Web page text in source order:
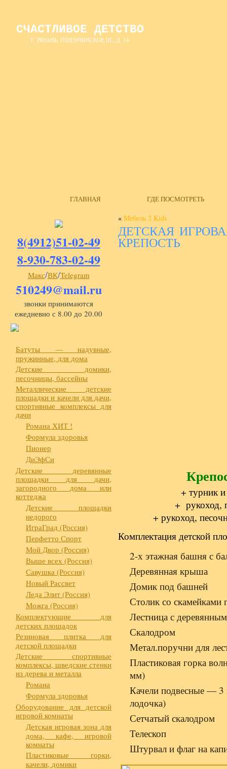
СЧАСТЛИВОЕ ДЕТСТВО
Г. РЯЗАНЬ, ГОЛЕНЧИНСКОЕ Ш., Д. 14
ГЛАВНАЯ ГДЕ ПОСМОТРЕТЬ
8(4912)51-02-49
8-930-783-02-49
Макс/ВК/Telegram
510249@mail.ru
звонки принимаются
ежедневно с 8.00 до 20.00
Батуты — надувные,
пружинные, для дома
Детские домики,
песочницы, бассейны
Металлические детские
площадки и качели для дачи,
спортивные комплексы для
дачи
Романа ХИТ !
Формула здоровья
Пионер
ДиЭфСи
Детские деревянные
площадки для дачи,
загородного дома или
коттеджа
Детские площадки
недорого
ИграГрад (Россия)
Перфетто Спорт
Мой Двор (Россия)
Выше всех (Россия)
Савушка (Россия)
Новый Рассвет
Леда Элит (Россия)
Можга (Россия)
Комплектующие для
детских площадок
Резиновая плитка для
детской площадки
Детские спортивные
комплексы, шведские стенки
из дерева и металла
Романа
Формула здоровья
Оборудование для детской
игровой комнаты
Детская игровая зона для
дома, кафе, игровой
комнаты
Пластиковые горки,
качели, домики
« Мебель 2 Kids
ДЕТСКАЯ
КРЕПОСТЬ
+ турник
+ рукоход,
+ рукоход,
Комплектация детской
2-х этажная башня с
Деревянная крыша
Домик под башней
Столик со скамейками
Лестница с
Скалодром
Метал.поручни для
Пластиковая горка
мм)
Качели подвесные — 3
лодочка)
Сетчатый скалодром
Телескоп
Штурвал и флаг на